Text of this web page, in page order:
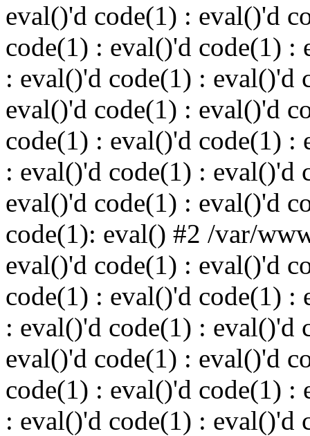
eval()'d code(1) : eval()'d
code(1) : eval()'d code(1) :
: eval()'d code(1) : eval()'d
eval()'d code(1) : eval()'d
code(1) : eval()'d code(1) :
: eval()'d code(1) : eval()'d
eval()'d code(1) : eval()'d
code(1): eval() #2 /var/
eval()'d code(1) : eval()'d
code(1) : eval()'d code(1) :
: eval()'d code(1) : eval()'d
eval()'d code(1) : eval()'d
code(1) : eval()'d code(1) :
: eval()'d code(1) : eval()'d